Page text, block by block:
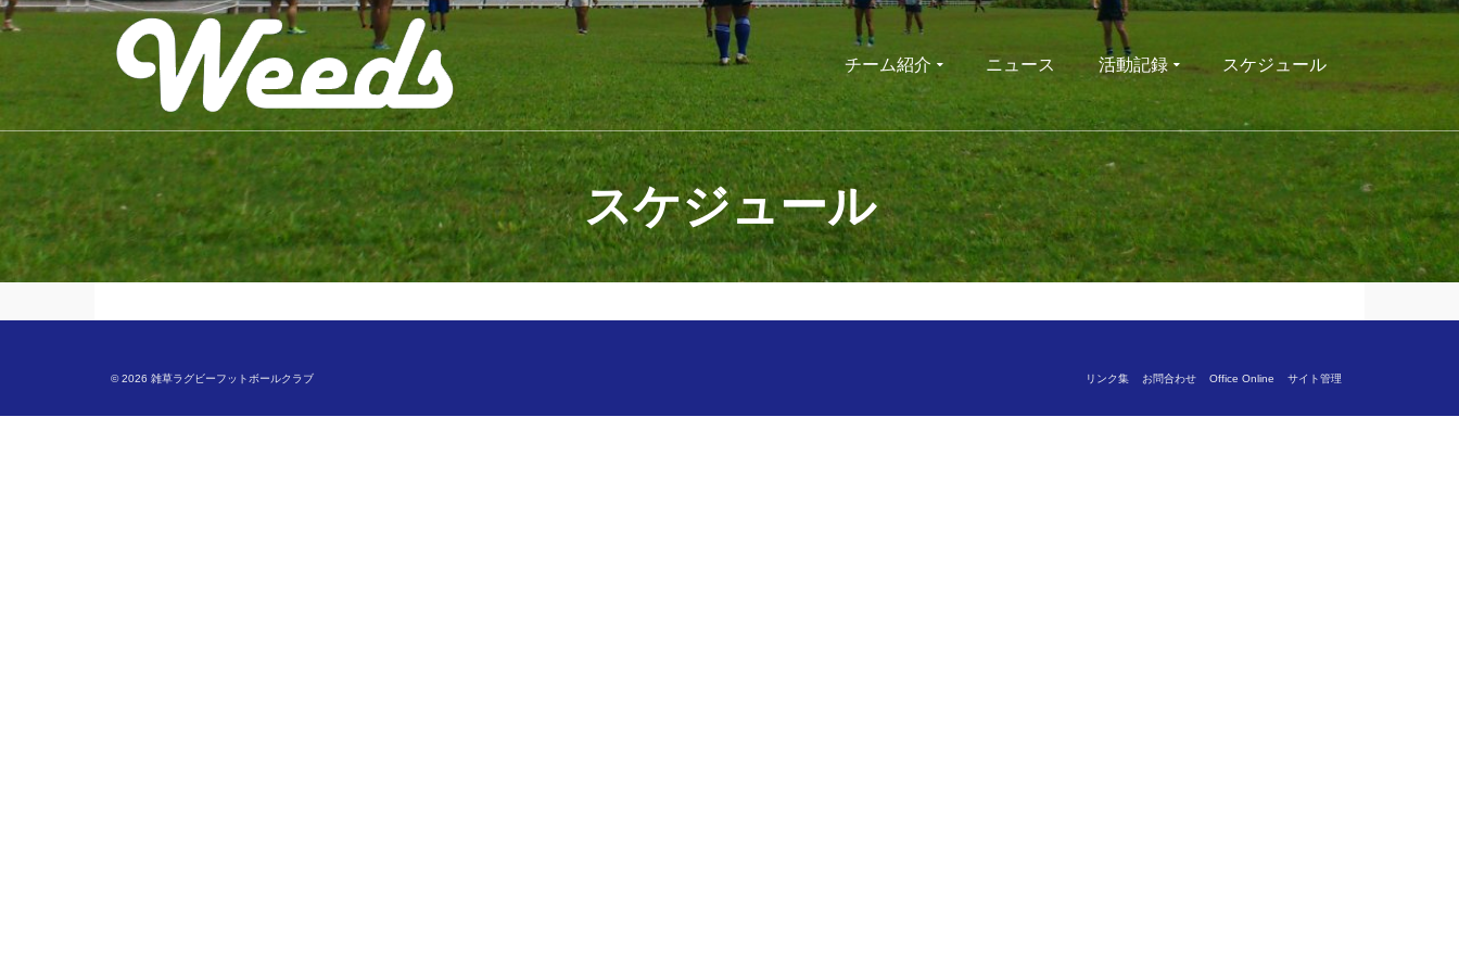
チーム紹介 ニュース 活動記録 スケジュール
スケジュール
リンク集 お問合わせ Office Online サイト管理
© 2026 雑草ラグビーフットボールクラブ